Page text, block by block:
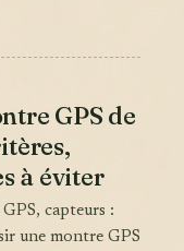
GPS de
à éviter
une montre GPS